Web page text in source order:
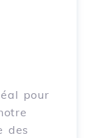
pour
des